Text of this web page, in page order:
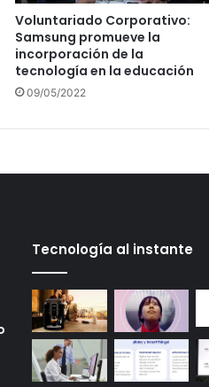
Voluntariado Corporativo:
Samsung promueve la
incorporación de la
tecnología en la educación
09/05/2022
Tecnología al instante